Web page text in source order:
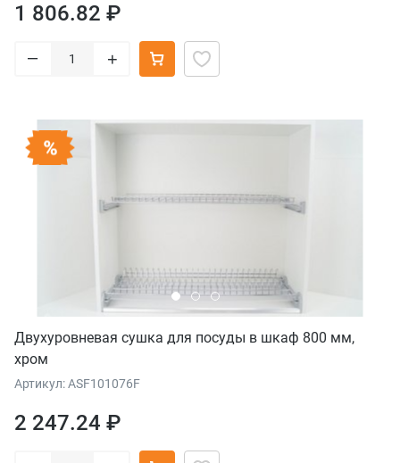
1 806.82 ₽
– +
Двухуровневая сушка для посуды в шкаф 800 мм,
хром
Артикул: ASF101076F
2 247.24 ₽